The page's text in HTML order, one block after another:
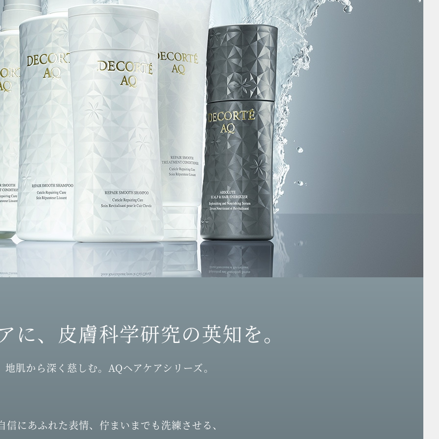
に、皮膚科学研究の英知を。
地肌から深く慈しむ。AQヘアケアシリーズ。
信にあふれた表情、佇まいまでも洗練させる、